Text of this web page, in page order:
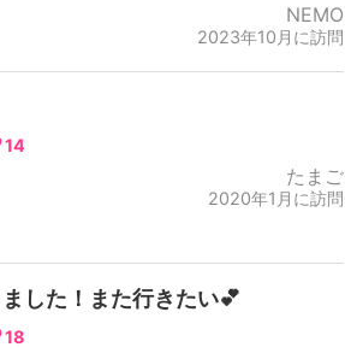
NEMO
2023年10月に訪問
14
たまご
2020年1月に訪問
した！また行きたい💕
18